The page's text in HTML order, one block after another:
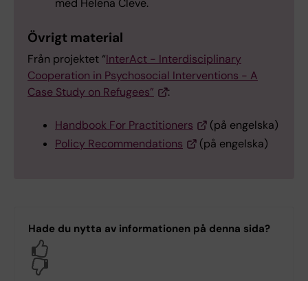
med Helena Cleve.
Övrigt material
Från projektet “InterAct - Interdisciplinary
Cooperation in Psychosocial Interventions - A
Case Study on Refugees”
:
Handbook For Practitioners
(på engelska)
Policy Recommendations
(på engelska)
Hade du nytta av informationen på denna sida?